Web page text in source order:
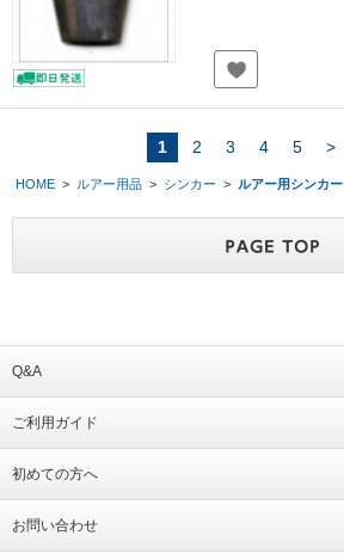
1 2 3 4 5 >
HOME > ルアー用品 > シンカー > ルアー用シンカー
Q&A
ご利用ガイド
初めての方へ
お問い合わせ